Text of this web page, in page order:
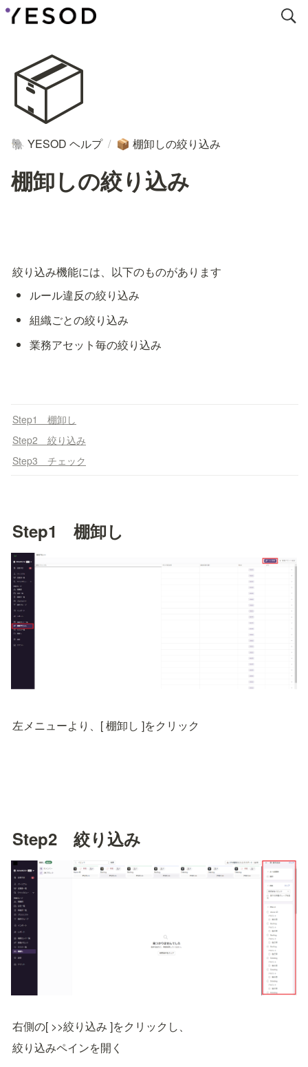
📦
🐘 YESOD ヘルプ / 📦 棚卸しの絞り込み
棚卸しの絞り込み
絞り込み機能には、以下のものがあります
ルール違反の絞り込み
組織ごとの絞り込み
業務アセット毎の絞り込み
Step1 棚卸し
Step2 絞り込み
Step3 チェック
Step1　棚卸し
左メニューより、[ 棚卸し ]をクリック
Step2　絞り込み
右側の[ >>絞り込み ]をクリックし、
絞り込みペインを開く